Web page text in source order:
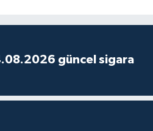
güncel sigara